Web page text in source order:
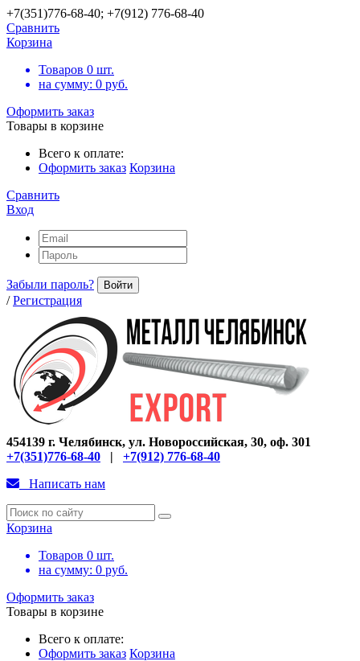
+7(351)776-68-40; +7(912) 776-68-40
Сравнить
Корзина
Товаров 0 шт.
на сумму: 0 руб.
Оформить заказ
Товары в корзине
Всего к оплате:
Оформить заказ Корзина
Сравнить
Вход
Забыли пароль? Войти
/ Регистрация
454139 г. Челябинск, ул. Новороссийская, 30, оф. 301
+7(351)776-68-40 | +7(912) 776-68-40
Написать нам
Корзина
Товаров 0 шт.
на сумму: 0 руб.
Оформить заказ
Товары в корзине
Всего к оплате:
Оформить заказ Корзина